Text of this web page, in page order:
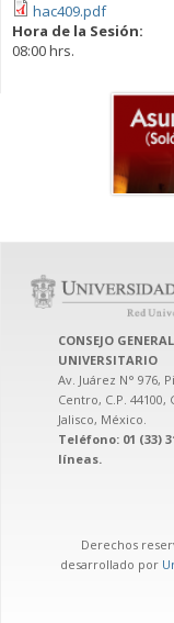
hac409.pdf
Hora de la Sesión:
08:00 hrs.
CONSEJO GENERAL
UNIVERSITARIO
Av. Juárez N° 976,
Centro, C.P. 44100,
Jalisco, México.
Teléfono: 01 (33)
líneas.
Derechos
desarrollado por